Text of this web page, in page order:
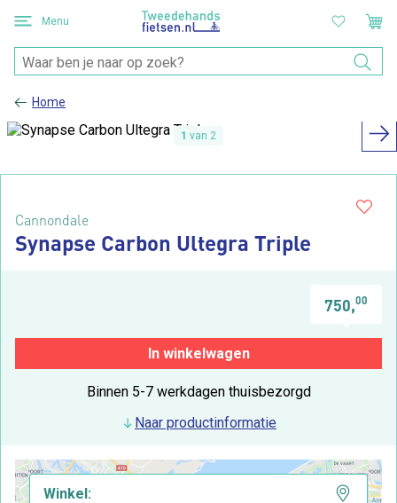
Menu
Home
1 van 2
Cannondale
Synapse Carbon Ultegra Triple
750,00
In winkelwagen
Binnen 5-7 werkdagen thuisbezorgd
Naar productinformatie
Winkel: